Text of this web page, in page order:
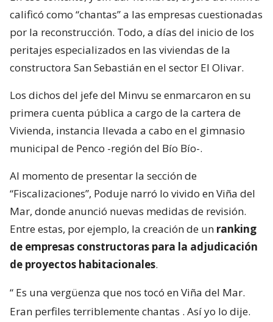
calificó como “chantas” a las empresas cuestionadas
por la reconstrucción. Todo, a días del inicio de los
peritajes especializados en las viviendas de la
constructora San Sebastián en el sector El Olivar.
Los dichos del jefe del Minvu se enmarcaron en su
primera cuenta pública a cargo de la cartera de
Vivienda, instancia llevada a cabo en el gimnasio
municipal de Penco -región del Bío Bío-.
Al momento de presentar la sección de
“Fiscalizaciones”, Poduje narró lo vivido en Viña del
Mar, donde anunció nuevas medidas de revisión.
Entre estas, por ejemplo, la creación de un ranking
de empresas constructoras para la adjudicación
de proyectos habitacionales.
“ Es una vergüenza que nos tocó en Viña del Mar.
Eran perfiles terriblemente chantas . Así yo lo dije.